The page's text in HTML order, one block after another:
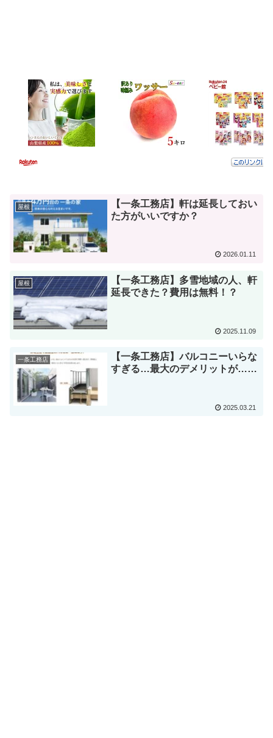
屋根
【一条工務店】軒は延長しておい
た方がいいですか？
2026.01.11
屋根
【一条工務店】多雪地域の人、軒
延長できた？費用は無料！？
2025.11.09
一条工務店
【一条工務店】バルコニーいらな
すぎる…最大のデメリットが……
2025.03.21